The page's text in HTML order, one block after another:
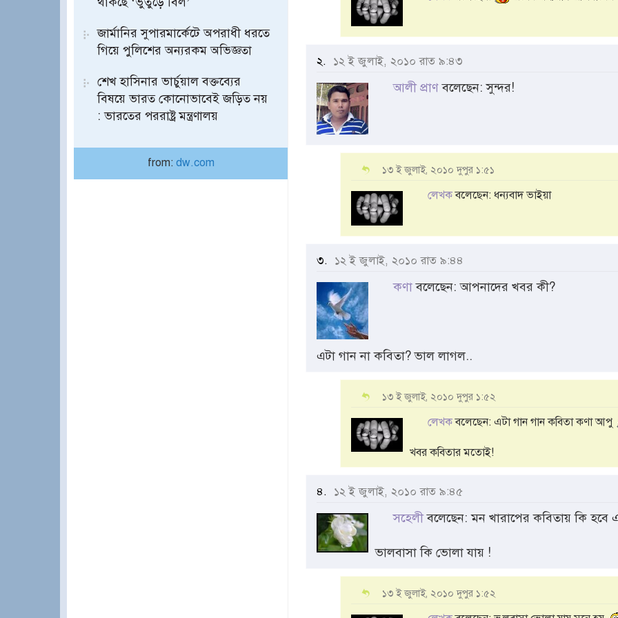
জার্মানির সুপারমার্কেটে অপরাধী ধরতে
গিয়ে পুলিশের অন্যরকম অভিজ্ঞতা
শেখ হাসিনার ভার্চুয়াল বক্তব্যের
বিষয়ে ভারত কোনোভাবেই জড়িত নয়
: ভারতের পররাষ্ট্র মন্ত্রণালয়
from: dw.com
২. ১২ ই জুলাই, ২০১০ রাত ৯:৪৩
আলী প্রাণবলেছেন: সুন্দর!
১৩ ই জুলাই, ২০১০ দুপুর ১:৫১
লেখকবলেছেন: ধন্যবাদ ভাইয়া
৩. ১২ ই জুলাই, ২০১০ রাত ৯:৪৪
কণাবলেছেন: আপনাদের খবর কী?
এটা গান না কবিতা? ভাল লাগল..
১৩ ই জুলাই, ২০১০ দুপুর ১:৫২
লেখকবলেছেন: এটা গান গান কবিতা কণা আপু
খবর কবিতার মতোই!
৪. ১২ ই জুলাই, ২০১০ রাত ৯:৪৫
সহেলীবলেছেন: মন খারাপের কবিতায় কি হবে
ভালবাসা কি ভোলা যায় !
১৩ ই জুলাই, ২০১০ দুপুর ১:৫২